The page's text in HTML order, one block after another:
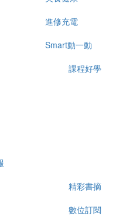
進修充電
Smart動一動
課程好學
精彩書摘
數位訂閱